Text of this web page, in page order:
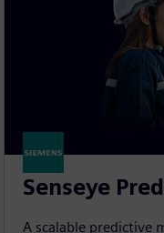
Senseye
A scalable predictive